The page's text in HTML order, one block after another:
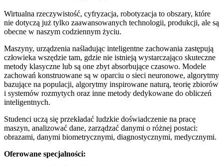
Wirtualna rzeczywistość, cyfryzacja, robotyzacja to obszary, które
nie dotyczą już tylko zaawansowanych technologii, produkcji, ale są
obecne w naszym codziennym życiu.
Maszyny, urządzenia naśladując inteligentne zachowania zastępują
człowieka wszędzie tam, gdzie nie istnieją wystarczająco skuteczne
metody klasyczne lub są one zbyt absorbujące czasowo. Modele
zachowań konstruowane są w oparciu o sieci neuronowe, algorytmy
bazujące na populacji, algorytmy inspirowane naturą, teorię zbiorów
i systemów rozmytych oraz inne metody dedykowane do obliczeń
inteligentnych.
Studenci uczą się przekładać ludzkie doświadczenie na pracę
maszyn, analizować dane, zarządzać danymi o różnej postaci:
obrazami, danymi biometrycznymi, diagnostycznymi, medycznymi.
Oferowane specjalności: